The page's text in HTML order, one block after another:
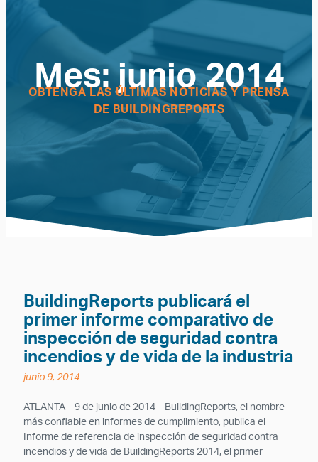
Mes:junio 2014
OBTENGA LAS ÚLTIMAS NOTICIAS Y PRENSA
DE BUILDINGREPORTS
BuildingReports publicará el
primer informe comparativo de
inspección de seguridad contra
incendios y de vida de la industria
junio 9, 2014
ATLANTA – 9 de junio de 2014 – BuildingReports, el nombre
más confiable en informes de cumplimiento, publica el
Informe de referencia de inspección de seguridad contra
incendios y de vida de BuildingReports 2014, el primer